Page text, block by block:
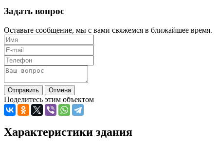
Задать вопрос
Оставьте сообщение, мы с вами свяжемся в ближайшее время.
Отправить Отмена
Поделитесь этим объектом
Характеристики здания